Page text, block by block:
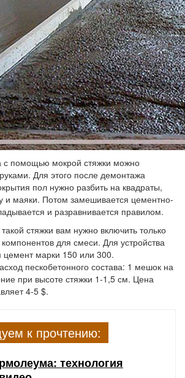
с помощью мокрой стяжки можно
Для этого после демонтажа
пол нужно разбить на квадраты,
и маяки. Потом замешивается цементно-
и разравнивается правилом.
стяжки вам нужно включить только
для смеси. Для устройства
цемент марки 150 или 300.
пескобетонного состава: 1 мешок на
при высоте стяжки 1-1,5 см. Цена
4-5 $.
к прочтению:
технология